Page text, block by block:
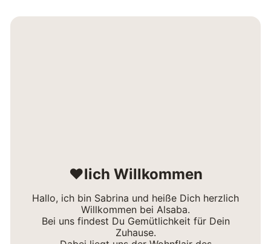
❤lich Willkommen
Hallo, ich bin Sabrina und heiße Dich herzlich
Willkommen bei Alsaba.
Bei uns findest Du Gemütlichkeit für Dein
Zuhause.